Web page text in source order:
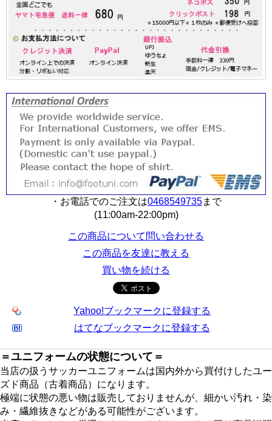
・お電話でのご注文は0468549735まで
(11:00am-22:00pm)
この商品について問い合わせる
この商品を友達に教える
買い物を続ける
Yahoo!ブックマークに登録する
はてなブックマークに登録する
＝ユニフォームの状態について＝
当店の扱うサッカーユニフォームは国内外から買付けしたユー
ズド商品（古着商品）になります。
極端に状態の悪い物は販売しておりませんが、細かい汚れ・染
み・繊維抜きなどがある可能性がございます。